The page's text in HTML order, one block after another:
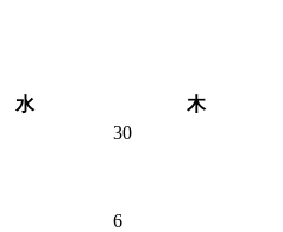
水 木
30
6